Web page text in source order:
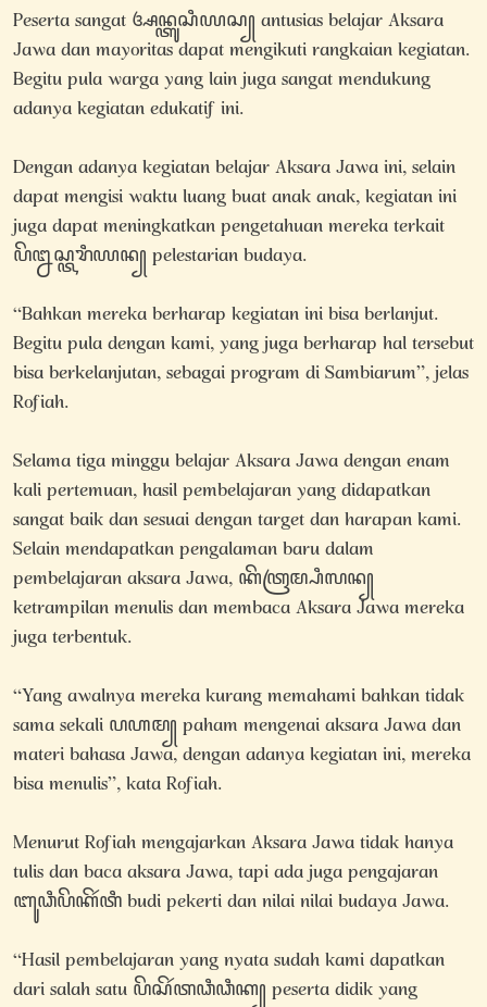
Peserta sangat ꦄꦤ꧀ꦠꦸꦱꦶꦪꦱ꧀ antusias belajar Aksara
Jawa dan mayoritas dapat mengikuti rangkaian kegiatan.
Begitu pula warga yang lain juga sangat mendukung
adanya kegiatan edukatif ini.
Dengan adanya kegiatan belajar Aksara Jawa ini, selain
dapat mengisi waktu luang buat anak anak, kegiatan ini
juga dapat meningkatkan pengetahuan mereka terkait
ꦥꦼꦊꦱ꧀ꦠꦫꦶꦪꦤ꧀ pelestarian budaya.
“Bahkan mereka berharap kegiatan ini bisa berlanjut.
Begitu pula dengan kami, yang juga berharap hal tersebut
bisa berkelanjutan, sebagai program di Sambiarum”, jelas
Rofiah.
Selama tiga minggu belajar Aksara Jawa dengan enam
kali pertemuan, hasil pembelajaran yang didapatkan
sangat baik dan sesuai dengan target dan harapan kami.
Selain mendapatkan pengalaman baru dalam
pembelajaran aksara Jawa, ꦏꦼꦠꦿꦩ꧀ꦥꦶꦭꦤ꧀
ketrampilan menulis dan membaca Aksara Jawa mereka
juga terbentuk.
“Yang awalnya mereka kurang memahami bahkan tidak
sama sekali ꦥꦲꦩ꧀ paham mengenai aksara Jawa dan
materi bahasa Jawa, dengan adanya kegiatan ini, mereka
bisa menulis”, kata Rofiah.
Menurut Rofiah mengajarkan Aksara Jawa tidak hanya
tulis dan baca aksara Jawa, tapi ada juga pengajaran
ꦧꦸꦣꦶꦥꦼꦏꦼꦂꦠꦶ budi pekerti dan nilai nilai budaya Jawa.
“Hasil pembelajaran yang nyata sudah kami dapatkan
dari salah satu ꦥꦼꦱꦼꦂꦠꦣꦶꦣꦶꦏ꧀ peserta didik yang